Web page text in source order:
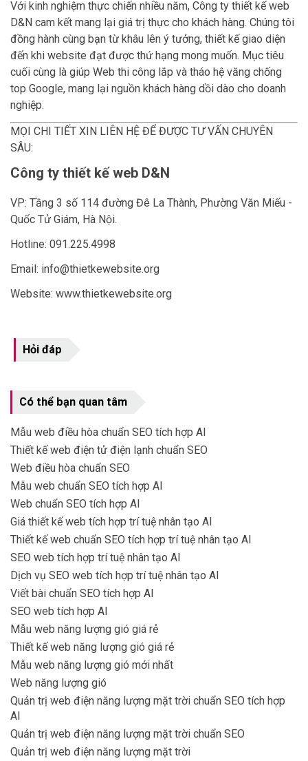
Với kinh nghiệm thực chiến nhiều năm, Công ty thiết kế web
D&N cam kết mang lại giá trị thực cho khách hàng. Chúng tôi
đồng hành cùng bạn từ khâu lên ý tưởng, thiết kế giao diện
đến khi website đạt được thứ hạng mong muốn. Mục tiêu
cuối cùng là giúp Web thi công lắp và tháo hệ văng chống
top Google, mang lại nguồn khách hàng dồi dào cho doanh
nghiệp.
MỌI CHI TIẾT XIN LIÊN HỆ ĐỂ ĐƯỢC TƯ VẤN CHUYÊN
SÂU:
Công ty thiết kế web D&N
VP: Tầng 3 số 114 đường Đê La Thành, Phường Văn Miếu -
Quốc Tử Giám, Hà Nội.
Hotline: 091.225.4998
Email: info@thietkewebsite.org
Website: www.thietkewebsite.org
Hỏi đáp
Có thể bạn quan tâm
Mẫu web điều hòa chuẩn SEO tích hợp AI
Thiết kế web điện tử điện lạnh chuẩn SEO
Web điều hòa chuẩn SEO
Mẫu web chuẩn SEO tích hợp AI
Web chuẩn SEO tích hợp AI
Giá thiết kế web tích hợp trí tuệ nhân tạo AI
Thiết kế web chuẩn SEO tích hợp trí tuệ nhân tạo AI
SEO web tích hợp trí tuệ nhân tạo AI
Dịch vụ SEO web tích hợp trí tuệ nhân tạo AI
Viết bài chuẩn SEO tích hợp AI
SEO web tích hợp AI
Mẫu web năng lượng gió giá rẻ
Thiết kế web năng lượng gió giá rẻ
Mẫu web năng lượng gió mới nhất
Web năng lượng gió
Quản trị web điện năng lượng mặt trời chuẩn SEO tích hợp
AI
Quản trị web điện năng lượng mặt trời chuẩn SEO
Quản trị web điện năng lượng mặt trời